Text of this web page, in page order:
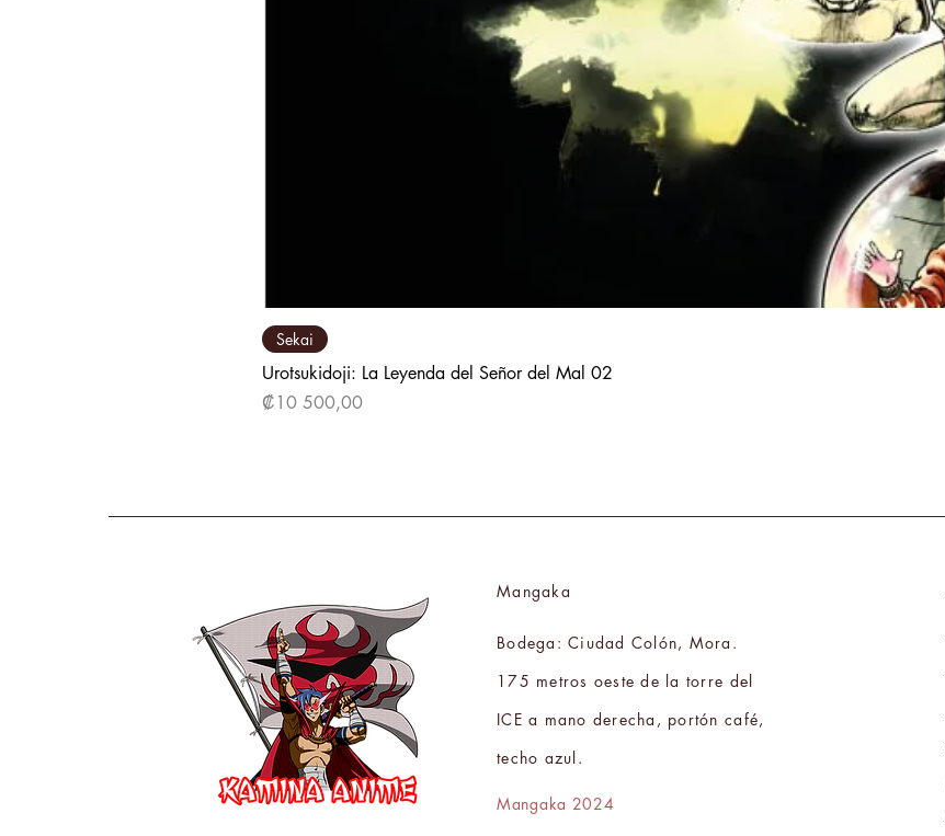
Sekai
Urotsukidoji: La Leyenda del Señor del Mal 02
Precio
₡10 500,00
Mangaka
Bodega: Ciudad Colón, Mora.
175 metros oeste de la torre del
ICE a mano derecha, portón café,
techo azul.
Mangaka 2024